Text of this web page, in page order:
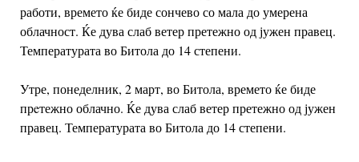
работи, времето ќе биде сончево со мала до умерена
облачност. Ќе дува слаб ветер претежно од јужен правец.
Температурата во Битола до 14 степени.
Утре, понеделник, 2 март, во Битола, времето ќе биде
прeтежно облачно. Ќе дува слаб ветер претежно од јужен
правец. Температурата во Битола до 14 степени.